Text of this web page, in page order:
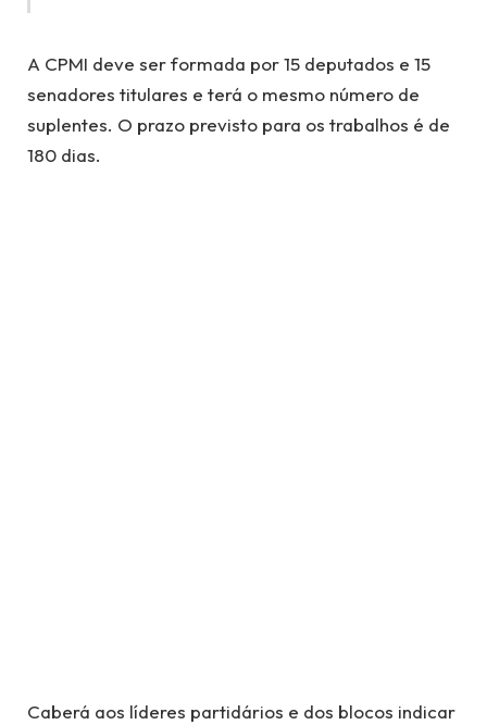
A CPMI deve ser formada por 15 deputados e 15
senadores titulares e terá o mesmo número de
suplentes. O prazo previsto para os trabalhos é de
180 dias.
Caberá aos líderes partidários e dos blocos indicar